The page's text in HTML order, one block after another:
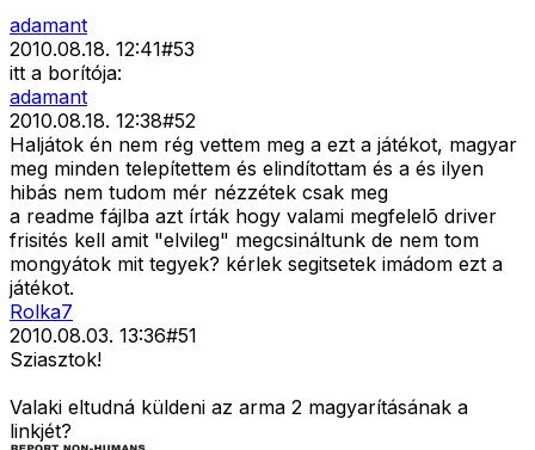
adamant
2010.08.18. 12:41#53
itt a borítója:
adamant
2010.08.18. 12:38#52
Haljátok én nem rég vettem meg a ezt a játékot, magyar
meg minden telepítettem és elindítottam és a és ilyen
hibás nem tudom mér nézzétek csak meg
a readme fájlba azt írták hogy valami megfelelõ driver
frisités kell amit "elvileg" megcsináltunk de nem tom
mongyátok mit tegyek? kérlek segitsetek imádom ezt a
játékot.
Rolka7
2010.08.03. 13:36#51
Sziasztok!
Valaki eltudná küldeni az arma 2 magyarításának a
linkjét?